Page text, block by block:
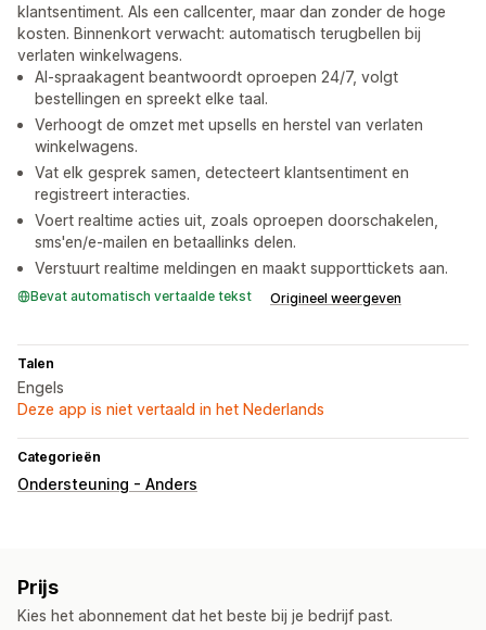
klantsentiment. Als een callcenter, maar dan zonder de hoge
kosten. Binnenkort verwacht: automatisch terugbellen bij
verlaten winkelwagens.
AI-spraakagent beantwoordt oproepen 24/7, volgt
bestellingen en spreekt elke taal.
Verhoogt de omzet met upsells en herstel van verlaten
winkelwagens.
Vat elk gesprek samen, detecteert klantsentiment en
registreert interacties.
Voert realtime acties uit, zoals oproepen doorschakelen,
sms'en/e-mailen en betaallinks delen.
Verstuurt realtime meldingen en maakt supporttickets aan.
Bevat automatisch vertaalde tekst Origineel weergeven
Talen
Engels
Deze app is niet vertaald in het Nederlands
Categorieën
Ondersteuning - Anders
Prijs
Kies het abonnement dat het beste bij je bedrijf past.